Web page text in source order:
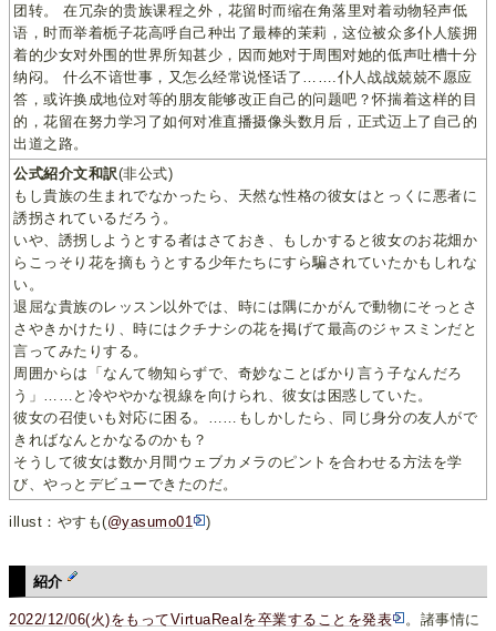
团转。 在冗杂的贵族课程之外，花留时而缩在角落里对着动物轻声低
语，时而举着栀子花高呼自己种出了最棒的茉莉，这位被众多仆人簇拥
着的少女对外围的世界所知甚少，因而她对于周围对她的低声吐槽十分
纳闷。 什么不谙世事，又怎么经常说怪话了…….仆人战战兢兢不愿应
答，或许换成地位对等的朋友能够改正自己的问题吧？怀揣着这样的目
的，花留在努力学习了如何对准直播摄像头数月后，正式迈上了自己的
出道之路。
公式紹介文和訳(非公式)
もし貴族の生まれでなかったら、天然な性格の彼女はとっくに悪者に
誘拐されているだろう。
いや、誘拐しようとする者はさておき、もしかすると彼女のお花畑か
らこっそり花を摘もうとする少年たちにすら騙されていたかもしれな
い。
退屈な貴族のレッスン以外では、時には隅にかがんで動物にそっとさ
さやきかけたり、時にはクチナシの花を掲げて最高のジャスミンだと
言ってみたりする。
周囲からは「なんて物知らずで、奇妙なことばかり言う子なんだろ
う」……と冷ややかな視線を向けられ、彼女は困惑していた。
彼女の召使いも対応に困る。……もしかしたら、同じ身分の友人がで
きればなんとかなるのかも？
そうして彼女は数か月間ウェブカメラのピントを合わせる方法を学
び、やっとデビューできたのだ。
illust：やすも(@yasumo01 )
紹介
2022/12/06(火)をもってVirtuaRealを卒業することを発表
。諸事情に